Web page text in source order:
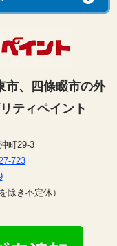
市、四條畷市の外
ティペイント
町29-3
723
除き不定休）